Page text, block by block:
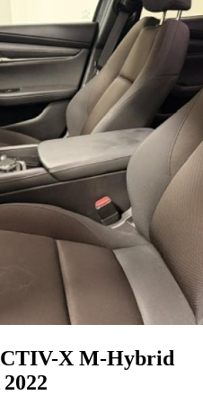
X M-Hybrid